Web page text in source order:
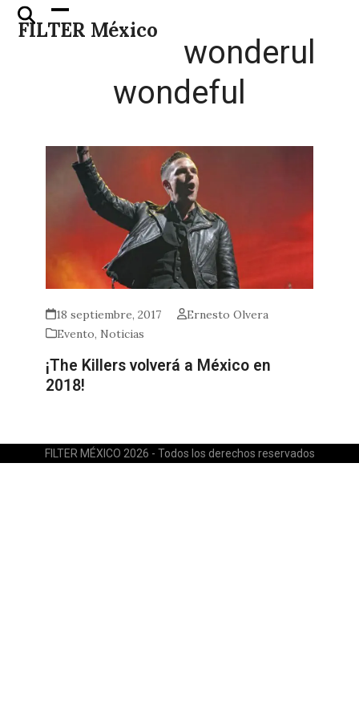
Skip
FILTER México
Open
mobile
Close
mobile
wonderul
wondeful
18 septiembre, 2017
Ernesto Olvera
Evento, Noticias
¡The Killers volverá a México en
2018!
FILTER MÉXICO 2026 - Todos los derechos reservados